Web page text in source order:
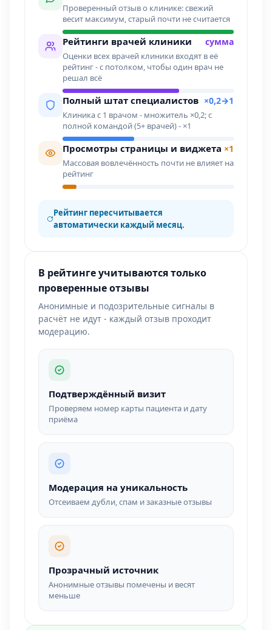
Проверенный отзыв о клинике: свежий
весит максимум, старый почти не считается
Рейтинги врачей клиники сумма
Оценки всех врачей клиники входят в её
рейтинг - с потолком, чтобы один врач не
решал всё
Полный штат специалистов ×0,2→1
Клиника с 1 врачом - множитель ×0,2; с
полной командой (5+ врачей) - ×1
Просмотры страницы и виджета ×1
Массовая вовлечённость почти не влияет на
рейтинг
Рейтинг пересчитывается
автоматически каждый месяц.
В рейтинге учитываются только
проверенные отзывы
Анонимные и подозрительные сигналы в
расчёт не идут - каждый отзыв проходит
модерацию.
Подтверждённый визит
Проверяем номер карты пациента и дату
приёма
Модерация на уникальность
Отсеиваем дубли, спам и заказные отзывы
Прозрачный источник
Анонимные отзывы помечены и весят
меньше